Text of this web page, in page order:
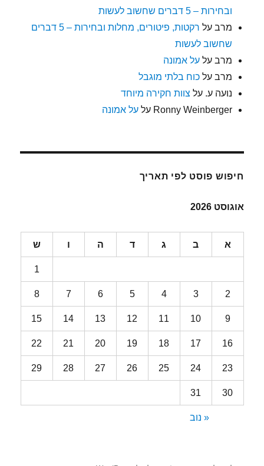
ובחירות – 5 דברים שחשוב לעשות
מרב על
רקטות, פיטורים, מחלות ובחירות – 5 דברים
שחשוב לעשות
מרב עלעל אמונה
מרב עלכוח בלתי מוגבל
נועה ע. על צוות חקירה מיוחד
Ronny Weinberger עלעל אמונה
חיפוש פוסט לפי תאריך
אוגוסט 2026
א ב ג ד ה ו ש
1
2
3
4
5
6
7
8
9
10
11
12
13
14
15
16
17
18
19
20
21
22
23
24
25
26
27
28
29
30
31
« נוב